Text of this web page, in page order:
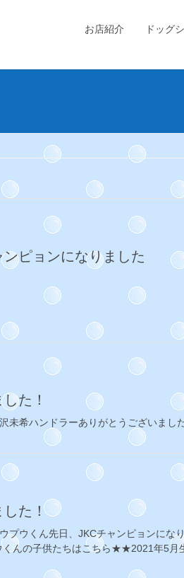
お店紹介 ドッグ
ンピョンになりました
た！
希ハンドラーありがとうございました
した！
プウくん先日、JKCチャンピョンに
んの子供たちはこちら★★2021年5月